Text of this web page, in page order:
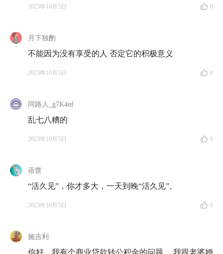
刚出现的时候，房子还不是商品，也不被人看作投资
23:12为什么有的企业能够「逃脱」，不给员工缴公积
金？
24:58怎么用好公积金？结合我们自己的情况，谈谈租
临怎样的选择？
30:29 浅谈近期各地更新的「公积金政策」
积金能起到的最大功用
2023年10月5日 0
月下独酌
不能因为没有享受的人 否定它的积极意义
2023年10月5日 0
同路人_g7K4nf
乱七八糟的
2023年10月5日 0
蓓蕾
“活久见”，你才多大，一天到晚“活久见”。
2023年10月5日 0
施吉利
你好，我有个商业贷款转公积金的问题。 我跟老婆婚